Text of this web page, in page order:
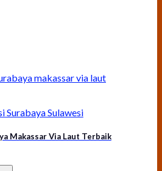
Surabaya Sulawesi
Makassar Via Laut Terbaik